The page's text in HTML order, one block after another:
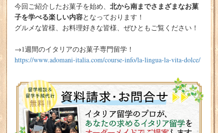
今回ご紹介したお菓子を始め、 北から南までさまざまなお菓
子を学べる楽しい内容となっております！
グルメな皆様、お料理好きな皆様、ぜひともご覧ください！
→1週間のイタリアのお菓子専門留学！
https://www.adomani-italia.com/course-info/la-lingua-la-vita-dolce/